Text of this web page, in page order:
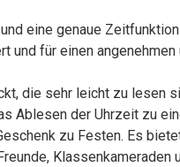
eine genaue
für einen angenehmen
die sehr leicht zu lesen
Ablesen der Uhrzeit zu
zu Festen. Es
Klassenkameraden